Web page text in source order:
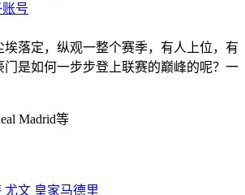
账号
埃落定，纵观一整个赛季，有人上位，有
门是如何一步步登上联赛的巅峰的呢？一
Madrid等
尤文 皇家马德里